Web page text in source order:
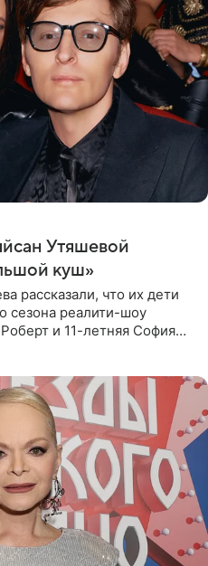
Утяшевой
куш»
рассказали, что их дети
сезона реалити-шоу
и 11-летняя София